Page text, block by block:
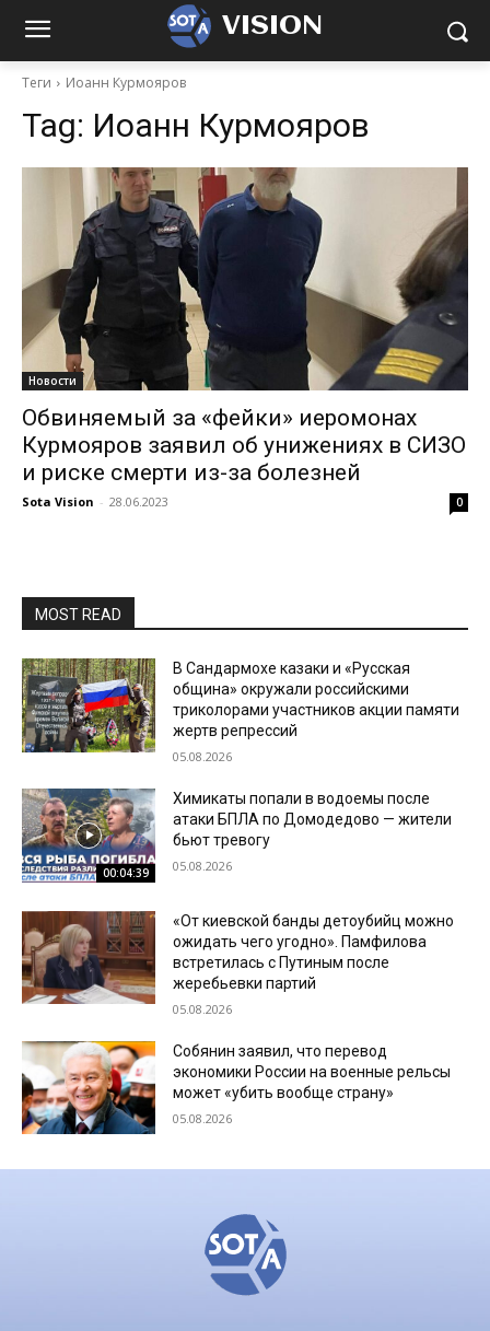
VISION
Теги Иоанн Курмояров
Tag: Иоанн Курмояров
Новости
Обвиняемый за «фейки» иеромонах
Курмояров заявил об унижениях в СИЗО
и риске смерти из-за болезней
Sota Vision - 28.06.2023 0
MOST READ
В Сандармохе казаки и «Русская
община» окружали российскими
триколорами участников акции памяти
жертв репрессий
05.08.2026
00:04:39
Химикаты попали в водоемы после
атаки БПЛА по Домодедово — жители
бьют тревогу
05.08.2026
«От киевской банды детоубийц можно
ожидать чего угодно». Памфилова
встретилась с Путиным после
жеребьевки партий
05.08.2026
Собянин заявил, что перевод
экономики России на военные рельсы
может «убить вообще страну»
05.08.2026